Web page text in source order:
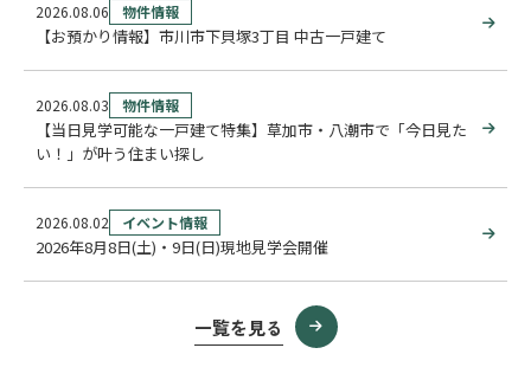
2026.08.06 物件情報
【お預かり情報】市川市下貝塚3丁目 中古一戸建て
2026.08.03 物件情報
【当日見学可能な一戸建て特集】草加市・八潮市で「今日見た
い！」が叶う住まい探し
2026.08.02 イベント情報
2026年8月8日(土)・9日(日)現地見学会開催
一覧を見る